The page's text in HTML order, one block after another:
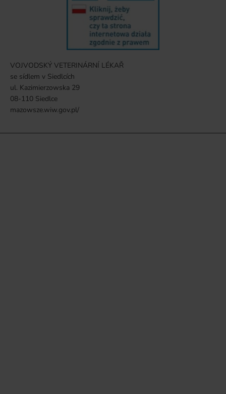
VOJVODSKÝ VETERINÁRNÍ LÉKAŘ
se sídlem v Siedlcích
ul. Kazimierzowska 29
08-110 Siedlce
mazowsze.wiw.gov.pl/